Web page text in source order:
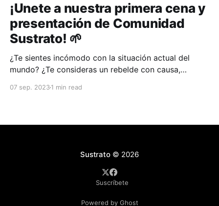
¡Unete a nuestra primera cena y
presentación de Comunidad
Sustrato! 🌱
¿Te sientes incómodo con la situación actual del
mundo? ¿Te consideras un rebelde con causa,
tomar acción y crear el mundo que sabes qué es
07 sep. 20231 min read
Sustrato© 2026
Suscríbete
Powered by Ghost